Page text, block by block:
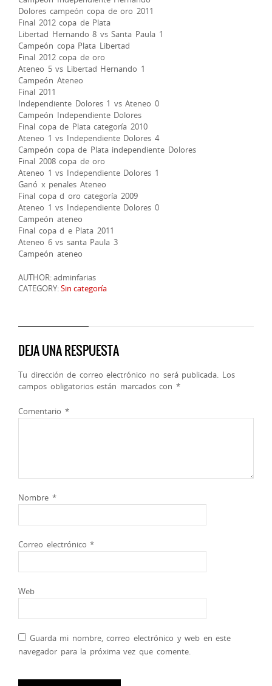
Dolores campeón copa de oro 2011
Final 2012 copa de Plata
Libertad Hernando 8 vs Santa Paula 1
Campeón copa Plata Libertad
Final 2012 copa de oro
Ateneo 5 vs Libertad Hernando 1
Campeón Ateneo
Final 2011
Independiente Dolores 1 vs Ateneo 0
Campeón Independiente Dolores
Final copa de Plata categoría 2010
Ateneo 1 vs Independiente Dolores 4
Campeón copa de Plata independiente Dolores
Final 2008 copa de oro
Ateneo 1 vs Independiente Dolores 1
Ganó x penales Ateneo
Final copa d oro categoría 2009
Ateneo 1 vs Independiente Dolores 0
Campeón ateneo
Final copa d e Plata 2011
Ateneo 6 vs santa Paula 3
Campeón ateneo
AUTHOR: adminfarias
CATEGORY:Sin categoría
DEJA UNA RESPUESTA
Tu dirección de correo electrónico no será publicada. Los
campos obligatorios están marcados con *
Comentario *
Nombre *
Correo electrónico*
Web
Guarda mi nombre, correo electrónico y web en este
navegador para la próxima vez que comente.